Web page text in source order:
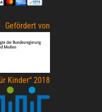
Gefördert von
Kinder“ 2018